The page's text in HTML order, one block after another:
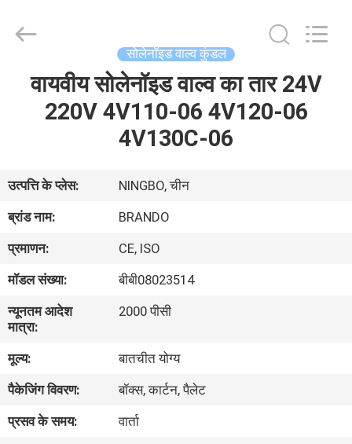
हमारे
बारे
में
कारखाने
का
दौरा
गुणवत्ता
नियंत्रण
सोलेनॉइड वाल्व कुंडल
वायवीय सोलेनॉइड वाल्व का तार 24V
220V 4V110-06 4V120-06
4V130C-06
उत्पत्ति के प्लेस:
NINGBO, चीन
ब्रांड नाम:
BRANDO
प्रमाणन:
CE, ISO
मॉडल संख्या:
बीबी08023514
न्यूनतम आदेश
मात्रा:
2000 पीसी
मूल्य:
बातचीत योग्य
पैकेजिंग विवरण:
बॉक्स, कार्टन, पैलेट
प्रसव के समय:
वार्ता